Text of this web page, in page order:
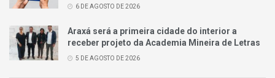
6 DE AGOSTO DE 2026
Araxá será a primeira cidade do interior a
receber projeto da Academia Mineira de Letras
5 DE AGOSTO DE 2026